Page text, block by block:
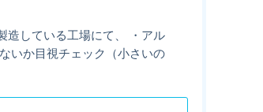
造している工場にて、 ・アル
いか目視チェック（小さいの